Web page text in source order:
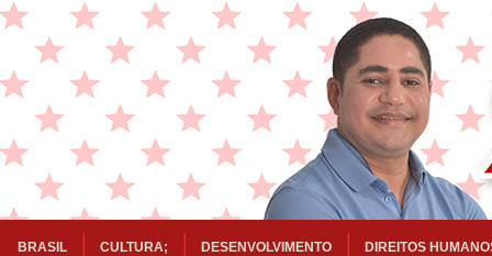
BRASIL CULTURA; DESENVOLVIMENTO DIREITOS